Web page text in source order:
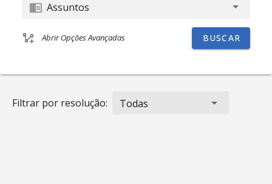
Assuntos
Abrir Opções Avançadas BUSCAR
Filtrar por resolução: Todas